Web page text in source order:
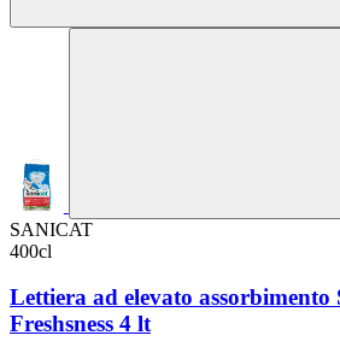
SANICAT
400cl
Lettiera ad elevato assorbimento
Freshsness 4 lt